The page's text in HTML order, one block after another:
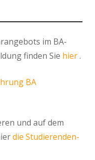
im BA-
finden Sie hier.
BA
und auf dem
die Studierenden-